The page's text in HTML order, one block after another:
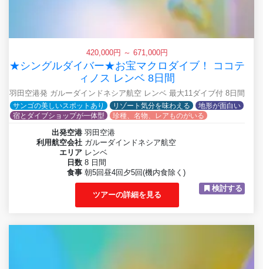
420,000円 ～ 671,000円
★シングルダイバー★お宝マクロダイブ！ ココテ
ィノス レンベ 8日間
羽田空港発 ガルーダインドネシア航空 レンベ 最大11ダイブ付 8日間
サンゴの美しいスポットあり
リゾート気分を味わえる
地形が面白い
宿とダイブショップが一体型
珍種、名物、レアものがいる
出発空港 羽田空港
利用航空会社 ガルーダインドネシア航空
エリア レンベ
日数 8 日間
食事 朝5回昼4回夕5回(機内食除く)
ツアーの詳細を見る
検討する